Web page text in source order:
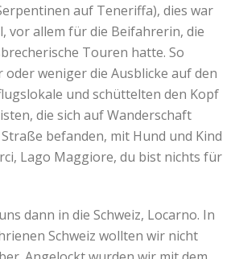
auf Teneriffa), dies war
vor allem für die Beifahrerin, die
Touren hatte. So
weniger die Ausblicke auf den
und schüttelten den Kopf
die sich auf Wanderschaft
befanden, mit Hund und Kind
Lago Maggiore, du bist nichts für
dann in die Schweiz, Locarno. In
Schweiz wollten wir nicht